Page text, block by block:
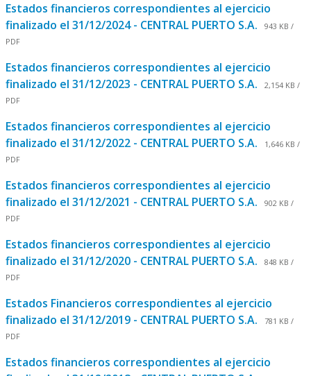
Estados financieros correspondientes al ejercicio
finalizado el 31/12/2024 - CENTRAL PUERTO S.A.
943 KB /
PDF
Estados financieros correspondientes al ejercicio
finalizado el 31/12/2023 - CENTRAL PUERTO S.A.
2,154 KB /
PDF
Estados financieros correspondientes al ejercicio
finalizado el 31/12/2022 - CENTRAL PUERTO S.A.
1,646 KB /
PDF
Estados financieros correspondientes al ejercicio
finalizado el 31/12/2021 - CENTRAL PUERTO S.A.
902 KB /
PDF
Estados financieros correspondientes al ejercicio
finalizado el 31/12/2020 - CENTRAL PUERTO S.A.
848 KB /
PDF
Estados Financieros correspondientes al ejercicio
finalizado el 31/12/2019 - CENTRAL PUERTO S.A.
781 KB /
PDF
Estados financieros correspondientes al ejercicio